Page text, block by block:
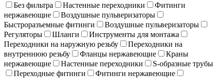
Без фильтра
Настенные переходники
Фитинги
нержавеющие
Воздушные пульверизаторы
Быстроразъемные фитинги
Воздушные пульверизаторы
Регуляторы
Шланги
Инструменты для монтажа
Переходники на наружную резьбу
Переходники на
внутреннюю резьбу
Фланцы нержавеющие
Краны
нержавеющие
Настенныe переходники
S-образные трубы
Переходные фитинги
Фитинги нержавеющие